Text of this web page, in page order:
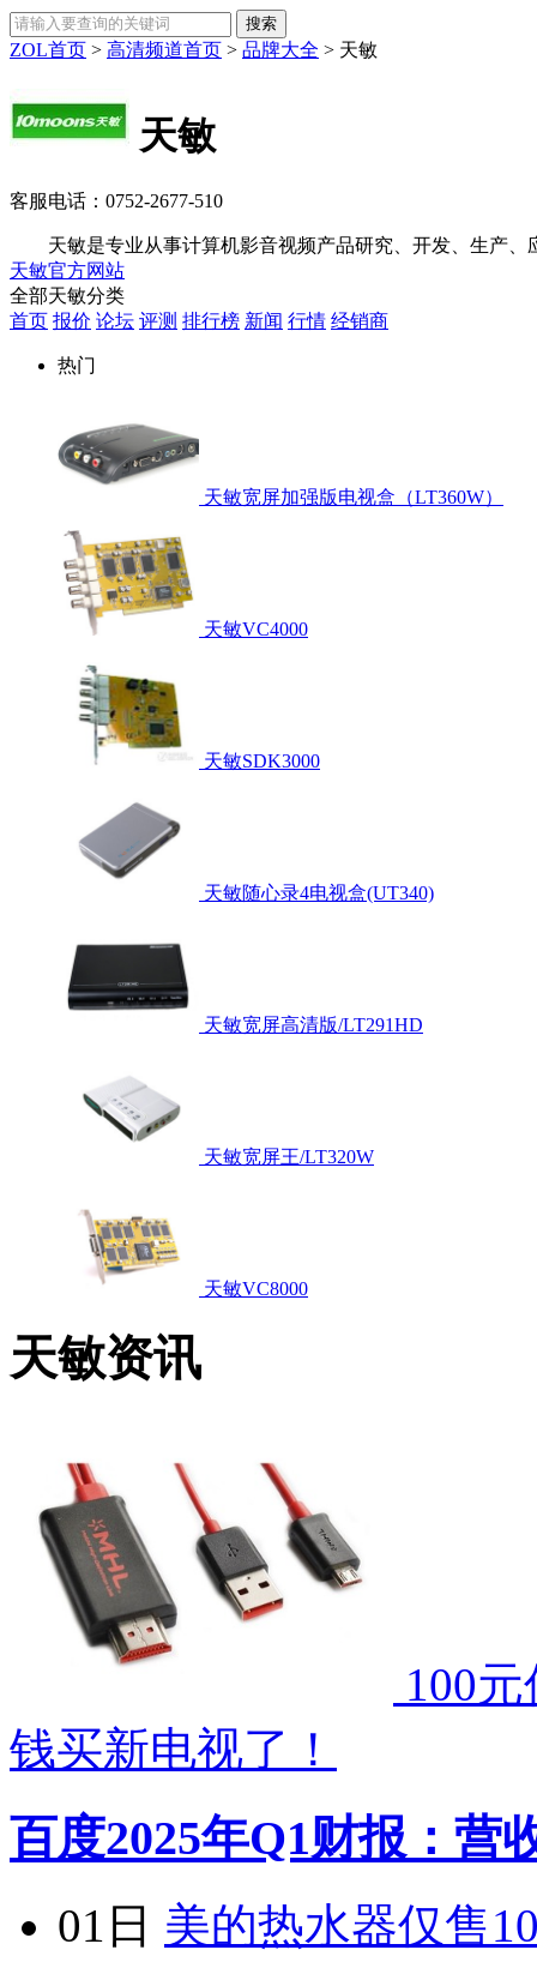
ZOL首页 > 高清频道首页 > 品牌大全 > 天敏
天敏
客服电话： 0752-2677-510
天敏是专业从事计算机影音视频产品研究、开发、生产
天敏官方网站
全部天敏分类
首页 报价 论坛 评测 排行榜 新闻 行情 经销商
热门
天敏宽屏加强版电视盒（LT360W）
天敏VC4000
天敏SDK3000
天敏随心录4电视盒(UT340)
天敏宽屏高清版/LT291HD
天敏宽屏王/LT320W
天敏VC8000
天敏资讯
100
钱买新电视了！
百度2025年Q1财报：营
01日 美的热水器仅售